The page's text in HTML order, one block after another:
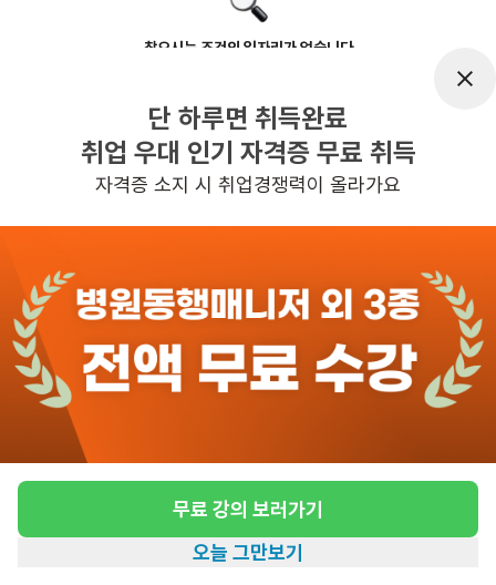
찾으시는 조건의 일자리가 없습니다
단 하루면 취득완료
취업 우대 인기 자격증 무료 취득
자격증 소지 시 취업경쟁력이 올라가요
무료 강의 보러가기
오늘 그만보기